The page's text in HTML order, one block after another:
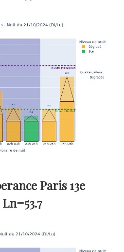
Paris 13e
Ln=53.7